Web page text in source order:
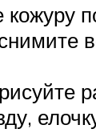
кожуру